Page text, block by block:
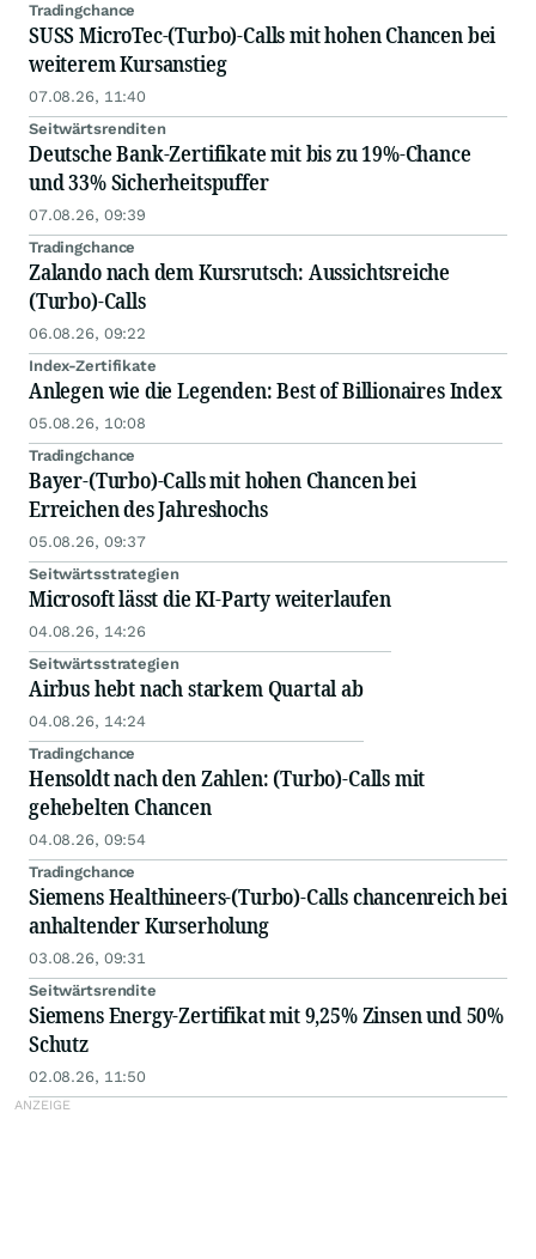
Tradingchance
SUSS MicroTec-(Turbo)-Calls mit hohen Chancen bei
weiterem Kursanstieg
07.08.26, 11:40
Seitwärtsrenditen
Deutsche Bank-Zertifikate mit bis zu 19%-Chance
und 33% Sicherheitspuffer
07.08.26, 09:39
Tradingchance
Zalando nach dem Kursrutsch: Aussichtsreiche
(Turbo)-Calls
06.08.26, 09:22
Index-Zertifikate
Anlegen wie die Legenden: Best of Billionaires Index
05.08.26, 10:08
Tradingchance
Bayer-(Turbo)-Calls mit hohen Chancen bei
Erreichen des Jahreshochs
05.08.26, 09:37
Seitwärtsstrategien
Microsoft lässt die KI-Party weiterlaufen
04.08.26, 14:26
Seitwärtsstrategien
Airbus hebt nach starkem Quartal ab
04.08.26, 14:24
Tradingchance
Hensoldt nach den Zahlen: (Turbo)-Calls mit
gehebelten Chancen
04.08.26, 09:54
Tradingchance
Siemens Healthineers-(Turbo)-Calls chancenreich bei
anhaltender Kurserholung
03.08.26, 09:31
Seitwärtsrendite
Siemens Energy-Zertifikat mit 9,25% Zinsen und 50%
Schutz
02.08.26, 11:50